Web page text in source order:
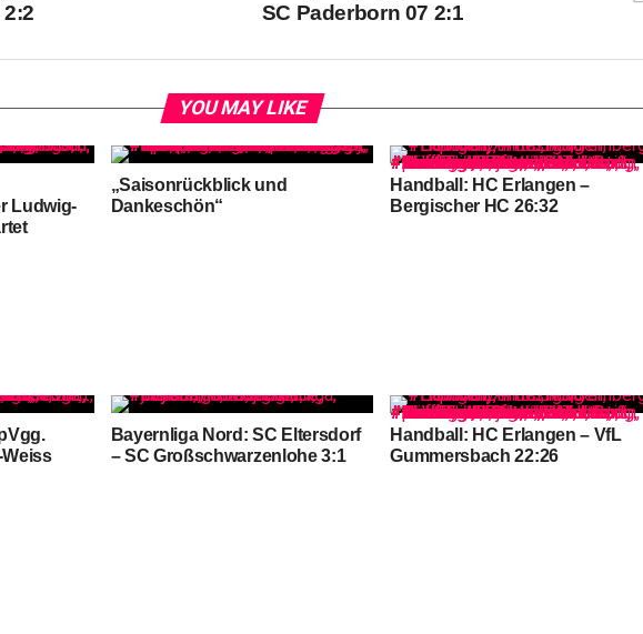
SC Paderborn 07 2:1
2:2
YOU MAY LIKE
Ludwig-
„Saisonrückblick und
Dankeschön“
Handball: HC Erlangen –
Bergischer HC 26:32
Bayernliga Nord: SC Eltersdorf
– SC Großschwarzenlohe 3:1
Handball: HC Erlangen – VfL
Gummersbach 22:26